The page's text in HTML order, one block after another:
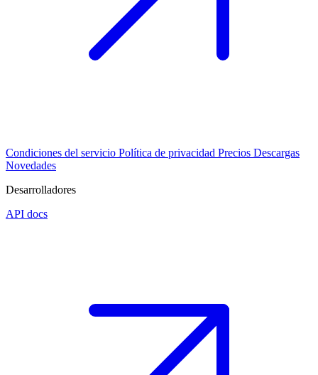
Condiciones del servicio Política de privacidad Precios Descargas
Novedades
Desarrolladores
API docs